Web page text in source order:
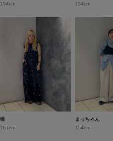
154cm
154cm
唯
161cm
まっちゃん
154cm